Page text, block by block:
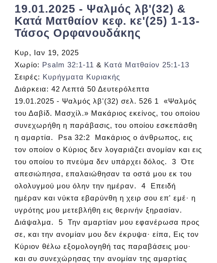
19.01.2025 - Ψαλμός λβ'(32) &
Κατά Ματθαίον κεφ. κε'(25) 1-13-
Τάσος Ορφανουδάκης
Κυρ, Ιαν 19, 2025
Χωρίο: Psalm 32:1-11 & Κατά Ματθαίον 25:1-13
Σειρές: Κυρήγματα Κυριακής
Διάρκεια: 42 Λεπτά 50 Δευτερόλεπτα
19.01.2025 - Ψαλμός λβ'(32) σελ. 526 1 «Ψαλμός
του Δαβίδ. Μασχίλ.» Μακάριος εκείνος, του οποίου
συνεχωρήθη η παράβασις, του οποίου εσκεπάσθη
η αμαρτία. Psa 32:2 Μακάριος ο άνθρωπος, εις
τον οποίον ο Κύριος δεν λογαριάζει ανομίαν και εις
του οποίου το πνεύμα δεν υπάρχει δόλος. 3 Ότε
απεσιώπησα, επαλαιώθησαν τα οστά μου εκ του
ολολυγμού μου όλην την ημέραν. 4 Επειδή
ημέραν και νύκτα εβαρύνθη η χειρ σου επ' εμέ· η
υγρότης μου μετεβλήθη εις θερινήν ξηρασίαν.
Διάψαλμα. 5 Την αμαρτίαν μου εφανέρωσα προς
σε, και την ανομίαν μου δεν έκρυψα· είπα, Εις τον
Κύριον θέλω εξομολογηθή τας παραβάσεις μου·
και συ συνεχώρησας την ανομίαν της αμαρτίας